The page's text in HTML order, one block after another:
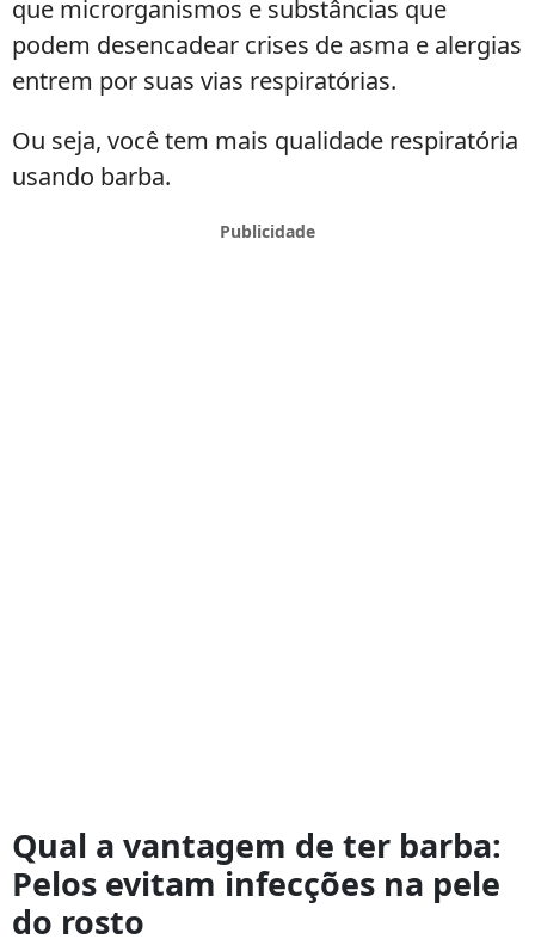
que microrganismos e substâncias que
podem desencadear crises de asma e alergias
entrem por suas vias respiratórias.
Ou seja, você tem mais qualidade respiratória
usando barba.
Qual a vantagem de ter barba:
Pelos evitam infecções na pele
do rosto